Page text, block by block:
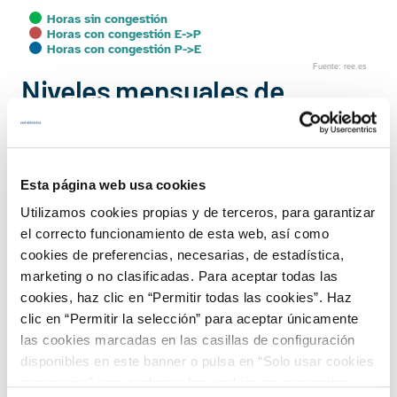
Esta página web usa cookies
Utilizamos cookies propias y de terceros, para garantizar
el correcto funcionamiento de esta web, así como
cookies de preferencias, necesarias, de estadística,
marketing o no clasificadas. Para aceptar todas las
cookies, haz clic en “Permitir todas las cookies”. Haz
clic en “Permitir la selección” para aceptar únicamente
las cookies marcadas en las casillas de configuración
disponibles en este banner o pulsa en “Solo usar cookies
Horas sin congestión
Horas con congestión E->P
Horas con congestión P->E
Fuente: ree.es
End of interactive chart.
Niveles mensuales de
congestión y diferencia de
precios en la interconexión
con Portugal en el 2024
Combination chart with 4 data series.
View as data table, Chart
The chart has 1 X axis displaying categories.
The chart has 2 Y axes displaying % and €/MWh.
80
100
3